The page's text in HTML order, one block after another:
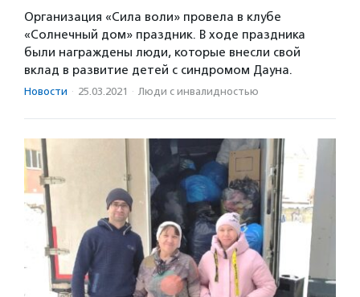
Организация «Сила воли» провела в клубе
«Солнечный дом» праздник. В ходе праздника
были награждены люди, которые внесли свой
вклад в развитие детей с синдромом Дауна.
Новости · 25.03.2021 · Люди с инвалидностью